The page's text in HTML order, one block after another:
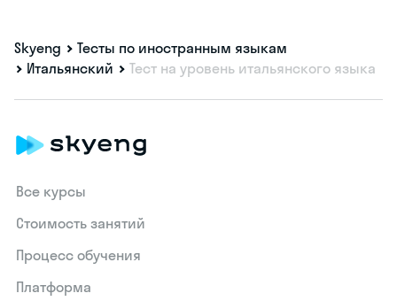
Skyeng
Тесты по иностранным языкам
Итальянский
Тест на уровень итальянского языка
Все курсы
Стоимость занятий
Процесс обучения
Платформа